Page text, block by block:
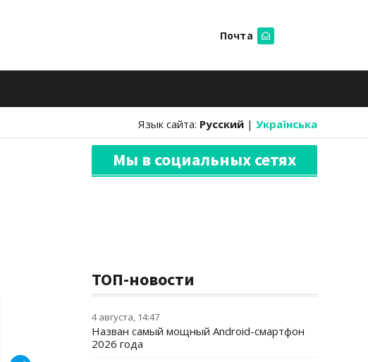
Почта
Язык сайта: Русский | Українська
Мы в социальных сетях
ТОП-новости
4 августа, 14:47
Назван самый мощный Android-смартфон
2026 года